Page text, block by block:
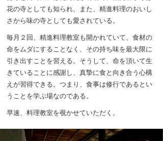
花の寺としても知られ、また、精進料理のおいし
さから味の寺としても愛されている。
毎月２回、精進料理教室も開かれていて、食材の
命をムダにすることなく、その持ち味を最大限に
引き出すことを習える。そうして、命を頂いて生
きていることに感謝し、真摯に食と向き合う心構
えが習得できる。つまり、食事は修行であるとい
うことを学ぶ場なのである。
早速、料理教室を覗かせていただく。